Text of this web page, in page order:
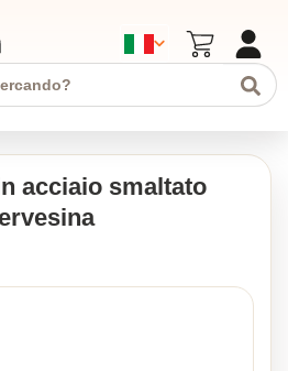
acciaio smaltato